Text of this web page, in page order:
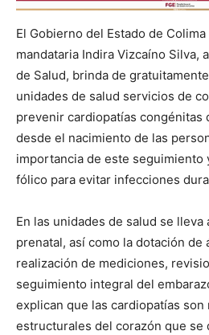
El Gobierno del Estado de
mandataria Indira Vizcaíno Silva,
de Salud, brinda de
unidades de salud servicios de
prevenir cardiopatías congénitas
desde el nacimiento de las
importancia de este seguimiento
fólico para evitar infecciones
En las unidades de salud se lleva
prenatal, así como la dotación de
realización de mediciones,
seguimiento integral del
explican que las cardiopatías son
estructurales del corazón que se